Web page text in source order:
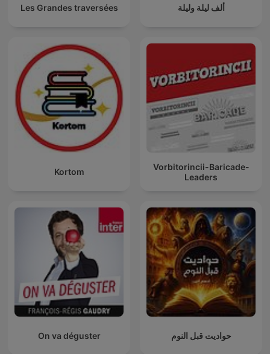
Les Grandes traversées ألف ليلة وليلة
Kortom
Vorbitorincii-Baricade-
Leaders
On va déguster حواديت قبل النوم